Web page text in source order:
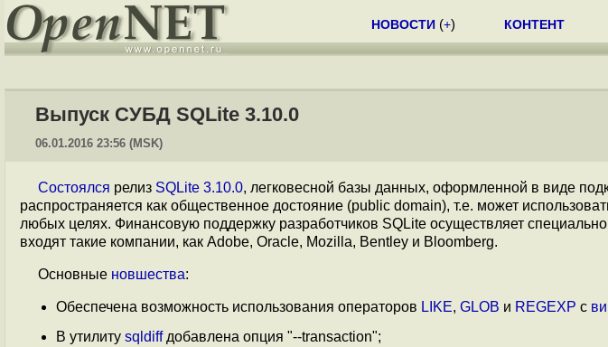
НОВОСТИ (+) КОНТЕНТ
Выпуск СУБД SQLite 3.10.0
06.01.2016 23:56 (MSK)
Состоялся релиз SQLite 3.10.0, легковесной базы данных, оформленной в виде
распространяется как общественное достояние (public domain), т.е. может
любых целях. Финансовую поддержку разработчиков SQLite осуществляет
входят такие компании, как Adobe, Oracle, Mozilla, Bentley и Bloomberg.
Основные новшества:
Обеспечена возможность использования операторов LIKE, GLOB и REGEXP с
В утилиту sqldiffдобавлена опция "--transaction";